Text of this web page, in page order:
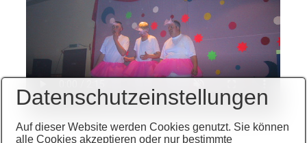
Datenschutzeinstellungen
Auf dieser Website werden Cookies genutzt. Sie können
alle Cookies akzeptieren oder nur bestimmte